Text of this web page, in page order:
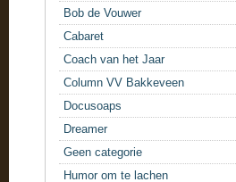
Bob de Vouwer
Cabaret
Coach van het Jaar
Column VV Bakkeveen
Docusoaps
Dreamer
Geen categorie
Humor om te lachen